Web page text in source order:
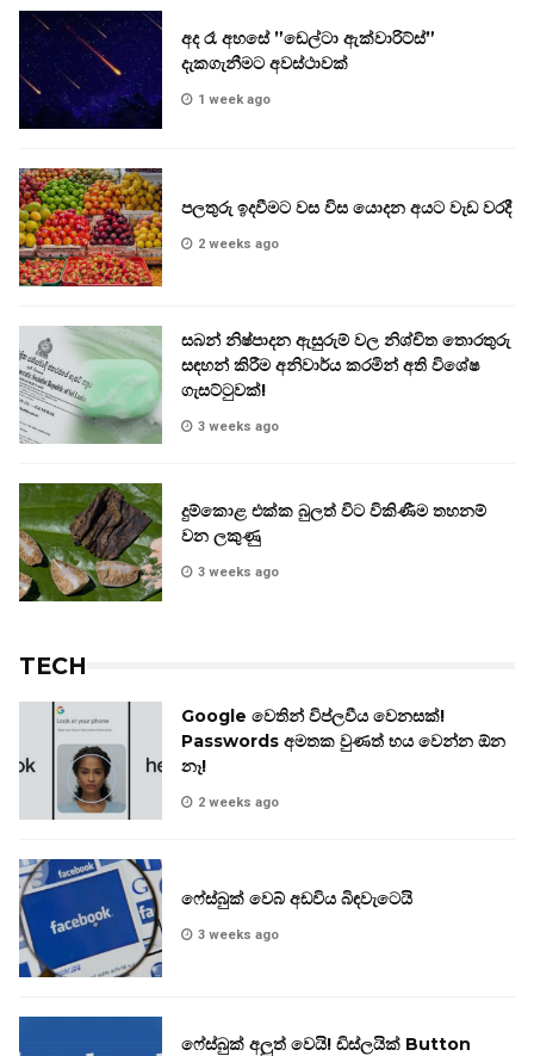
අද රෑ අහසේ ”ඩෙල්ටා ඇක්වාරිට්ස්”
දැකගැනීමට අවස්ථාවක්
1 week ago
පලතුරු ඉදවීමට වස විස යොදන අයට වැඩ වරදී
2 weeks ago
සබන් නිෂ්පාදන ඇසුරුම් වල නිශ්චිත තොරතුරු
සඳහන් කිරීම අනිවාර්ය කරමින් අති විශේෂ
ගැසට්ටුවක්!
3 weeks ago
දුම්කොළ එක්ක බුලත් විට විකිණීම තහනම්
වන ලකුණු
3 weeks ago
TECH
Google වෙතින් විප්ලවීය වෙනසක්!
Passwords අමතක වුණත් භය වෙන්න ඕන
නෑ!
2 weeks ago
ෆේස්බුක් වෙබ් අඩවිය බිඳවැටෙයි
3 weeks ago
ෆේස්බුක් අලුත් වෙයි! ඩිස්ලයික් Button